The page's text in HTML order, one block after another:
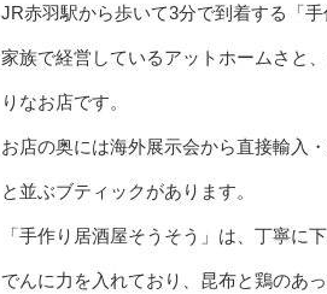
JR赤羽駅から歩いて3分で到着する「手
家族で経営しているアットホームさと
りなお店です。
お店の奥には海外展示会から直接輸入
と並ぶブティックがあります。
「手作り居酒屋そうそう」は、丁寧に
でんに力を入れており、昆布と鶏のあ